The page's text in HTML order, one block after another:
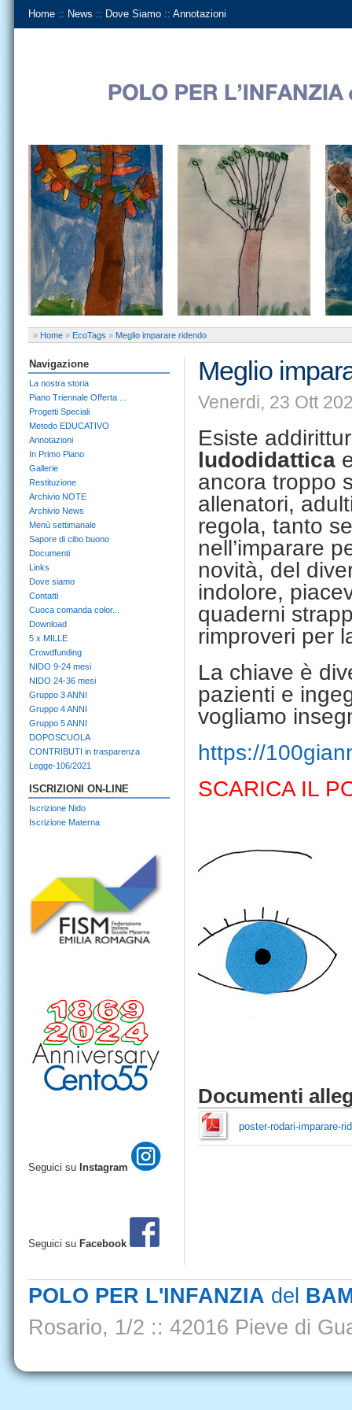
Home :: News :: Dove Siamo :: Annotazioni
» Home » EcoTags » Meglio imparare ridendo
Meglio
Venerdi, 23 Ott
Esiste
ludodidattica
ancora troppo
allenatori,
regola, tanto
nell’imparare
novità, del
indolore,
quaderni
rimproveri per
La chiave è
pazienti e
vogliamo
https://
SCARICA IL
Documenti
poster-rodari-imparare-
Navigazione
La nostra storia
Piano Triennale Offerta ...
Progetti Speciali
Metodo EDUCATIVO
Annotazioni
In Primo Piano
Gallerie
Restituzione
Archivio NOTE
Archivio News
Menù settimanale
Sapore di cibo buono
Documenti
Links
Dove siamo
Contatti
Cuoca comanda color...
Download
5 x MILLE
Crowdfunding
NIDO 9-24 mesi
NIDO 24-36 mesi
Gruppo 3 ANNI
Gruppo 4 ANNI
Gruppo 5 ANNI
DOPOSCUOLA
CONTRIBUTI in trasparenza
Legge-106/2021
ISCRIZIONI ON-LINE
Iscrizione Nido
Iscrizione Materna
Seguici su Instagram
Seguici su Facebook
POLO PER L'INFANZIA del
Rosario, 1/2 :: 42016 Pieve di